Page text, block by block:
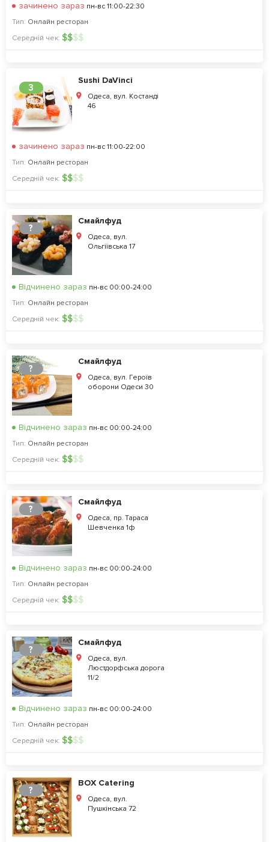
зачинено зараз пн-вс 11:00-22:30
Тип: Онлайн ресторан
Середній чек: $$$$
3
Sushi DaVinci
Одеса, вул. Костанді
46
зачинено зараз пн-вс 11:00-22:00
Тип: Онлайн ресторан
Середній чек: $$$$
?
Смайлфуд
Одеса, вул.
Ольгіївська 17
Відчинено зараз пн-вс 00:00-24:00
Тип: Онлайн ресторан
Середній чек: $$$$
?
Смайлфуд
Одеса, вул. Героїв
оборони Одеси 30
Відчинено зараз пн-вс 00:00-24:00
Тип: Онлайн ресторан
Середній чек: $$$$
?
Смайлфуд
Одеса, пр. Тараса
Шевченка 1ф
Відчинено зараз пн-вс 00:00-24:00
Тип: Онлайн ресторан
Середній чек: $$$$
?
Смайлфуд
Одеса, вул.
Люстдорфська дорога
11/2
Відчинено зараз пн-вс 00:00-24:00
Тип: Онлайн ресторан
Середній чек: $$$$
?
BOX Catering
Одеса, вул.
Пушкінська 72